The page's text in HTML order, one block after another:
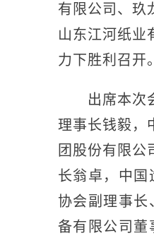
有限公司、玖
山东江河纸业
力下胜利召开。
出席本次会
理事长钱毅，
团股份有限公
长翁卓，中
协会副理事长
备有限公司董